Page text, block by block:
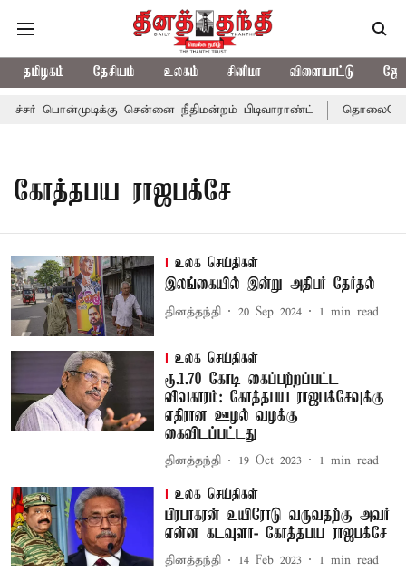
தமிழகம் தேசியம் உலகம் சினிமா விளையாட்டு
பொன்முடிக்கு சென்னை நீதிமன்றம் பிடிவாராண்ட்
கோத்தபய ராஜபக்சே
உலக செய்திகள்
இலங்கையில் இன்று அதிபர் தேர்தல்
தினத்தந்தி 20 Sep 2024 1 min read
உலக செய்திகள்
ரூ.1.70 கோடி கைப்பற்றப்பட்ட
விவகாரம்: கோத்தபய ராஜபக்சேவுக்கு
எதிரான ஊழல் வழக்கு
கைவிடப்பட்டது
தினத்தந்தி 19 Oct 2023 1 min read
உலக செய்திகள்
பிரபாகரன் உயிரோடு வருவதற்கு அவர்
என்ன கடவுளா- கோத்தபய ராஜபக்சே
தினத்தந்தி 14 Feb 2023 1 min read